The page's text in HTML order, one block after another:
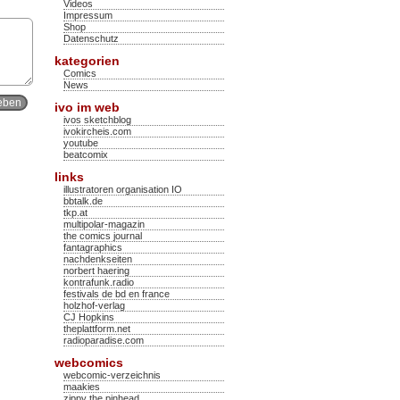
Videos
Impressum
Shop
Datenschutz
kategorien
Comics
News
ivo im web
ivos sketchblog
ivokircheis.com
youtube
beatcomix
links
illustratoren organisation IO
bbtalk.de
tkp.at
multipolar-magazin
the comics journal
fantagraphics
nachdenkseiten
norbert haering
kontrafunk.radio
festivals de bd en france
holzhof-verlag
CJ Hopkins
theplattform.net
radioparadise.com
webcomics
webcomic-verzeichnis
maakies